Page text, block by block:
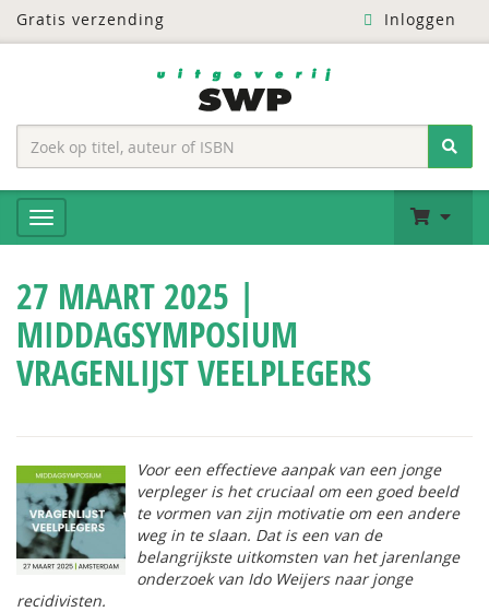
Gratis verzending Inloggen
27 MAART 2025 |
MIDDAGSYMPOSIUM
VRAGENLIJST VEELPLEGERS
Voor een effectieve aanpak van een jonge
verpleger is het cruciaal om een goed beeld
te vormen van zijn motivatie om een andere
weg in te slaan. Dat is een van de
belangrijkste uitkomsten van het jarenlange
onderzoek van Ido Weijers naar jonge
recidivisten.